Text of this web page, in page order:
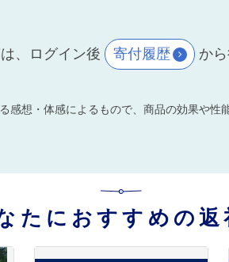
、ログイン後 寄付履歴 か
感想・体感によるもので、商品の効果や性
たにおすすめの返